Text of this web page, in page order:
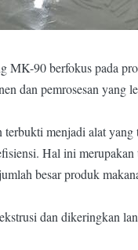
90 berfokus pada
dan pemrosesan yang
menjadi alat
Hal ini
besar produk
dan dikeringkan